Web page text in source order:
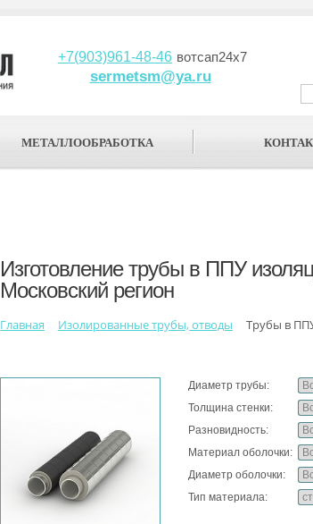
+7(903)961-48-46 вотсап24х7
sermetsm@ya.ru
МЕТАЛЛООБРАБОТКА
Изготовление трубы в ППУ
Московский регион
Главная Изолированные трубы, отводы Трубы в
Диаметр трубы:
Толщина стенки:
Разновидность:
Материал оболочки:
Диаметр оболочки:
Тип материала: